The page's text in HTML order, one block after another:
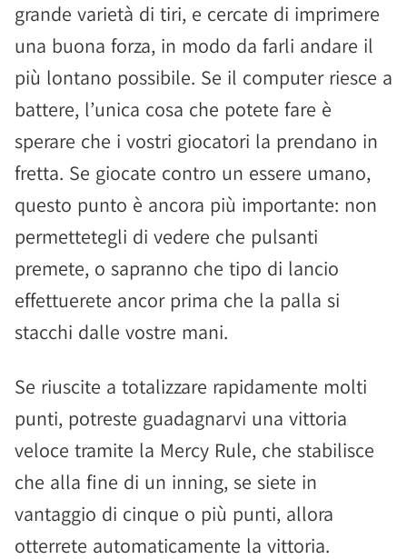
grande varietà di tiri, e cercate di imprimere
una buona forza, in modo da farli andare il
più lontano possibile. Se il computer riesce a
battere, l’unica cosa che potete fare è
sperare che i vostri giocatori la prendano in
fretta. Se giocate contro un essere umano,
questo punto è ancora più importante: non
permettetegli di vedere che pulsanti
premete, o sapranno che tipo di lancio
effettuerete ancor prima che la palla si
stacchi dalle vostre mani.
Se riuscite a totalizzare rapidamente molti
punti, potreste guadagnarvi una vittoria
veloce tramite la Mercy Rule, che stabilisce
che alla fine di un inning, se siete in
vantaggio di cinque o più punti, allora
otterrete automaticamente la vittoria.